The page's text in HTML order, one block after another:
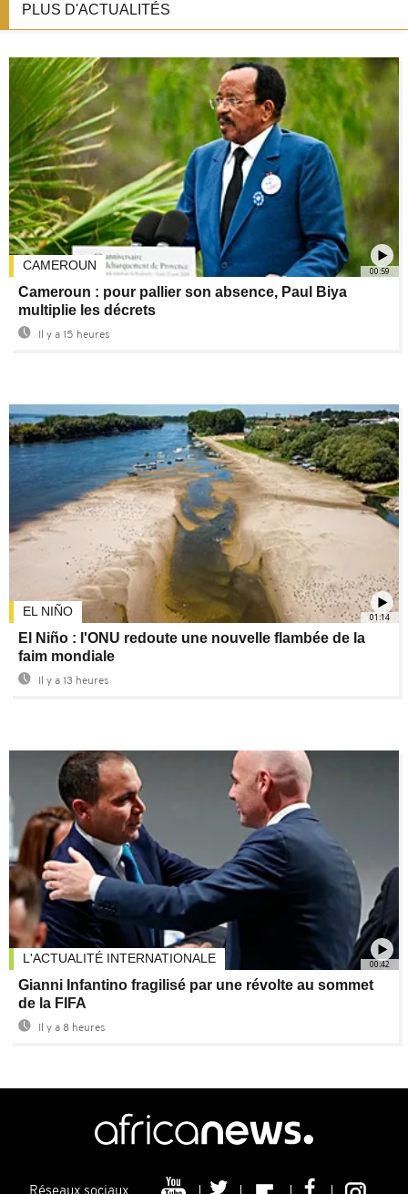
PLUS D'ACTUALITÉS
00:59
CAMEROUN
Cameroun : pour pallier son absence, Paul Biya
multiplie les décrets
Il y a 15 heures
01:14
EL NIÑO
El Niño : l'ONU redoute une nouvelle flambée de la
faim mondiale
Il y a 13 heures
00:42
L'ACTUALITÉ INTERNATIONALE
Gianni Infantino fragilisé par une révolte au sommet
de la FIFA
Il y a 8 heures